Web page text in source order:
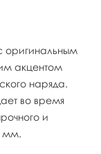
оригинальным
акцентом
наряда.
во время
и
мм.